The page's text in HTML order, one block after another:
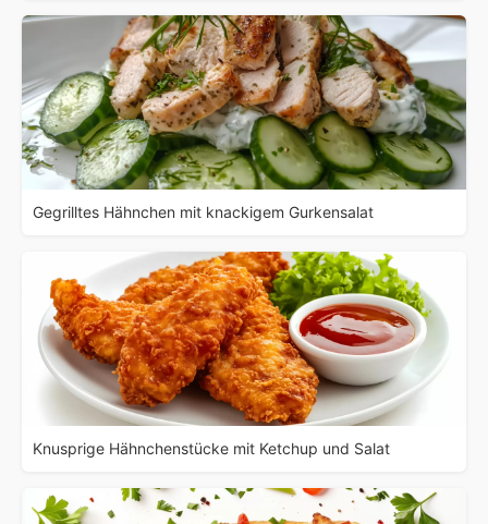
Gegrilltes Hähnchen mit knackigem Gurkensalat
Knusprige Hähnchenstücke mit Ketchup und Salat